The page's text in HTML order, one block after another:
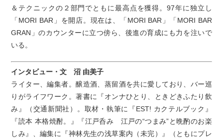
＆テクニックの２部門でともに最高点を獲得。97年に独立し
「MORI BAR」を開店。現在は、「MORI BAR」「MORI BAR
GRAN」のカウンターに立つ傍ら、後進の育成にも力を注いで
いる。
インタビュー・文 沼 由美子
ライター、編集者。醸造酒、蒸留酒を共に愛しており、バー巡
りがライフワーク。著書に『オンナひとり、ときどきふたり飲
み』（交通新聞社）。取材・執筆に『EST! カクテルブック』
『読本 本格焼酎。』『江戸呑み 江戸の“つまみ”と晩酌のお楽
しみ』、編集に『神林先生の浅草案内（未完）』（ともにプレ